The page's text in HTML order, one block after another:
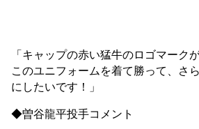
「キャップの赤い猛牛のロゴマーク
このユニフォームを着て勝って、さ
にしたいです！」
◆曽谷龍平投手コメント